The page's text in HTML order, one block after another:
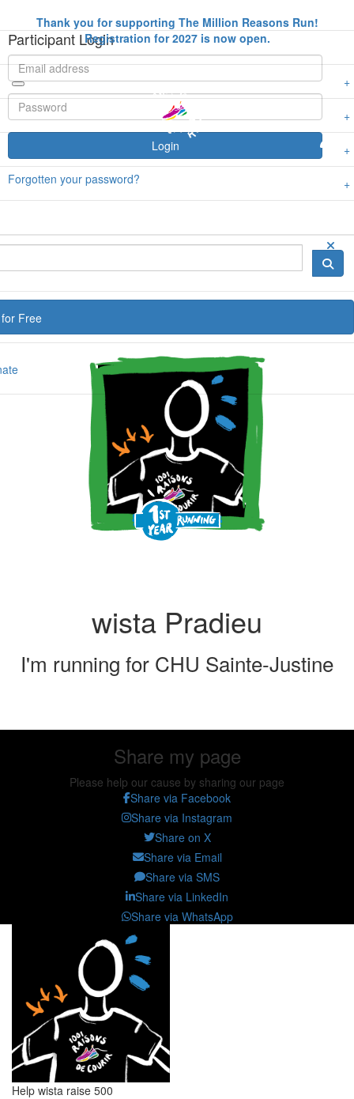
Free
Participant Login
Login
Forgotten your password?
Thank you for supporting The Million Reasons Run!
Registration for 2027 is now open.
wista Pradieu
I'm running for CHU Sainte-Justine
Share my page
Please help our cause by sharing our page
Share via Facebook
Share via Instagram
Share on X
Share via Email
Share via SMS
Share via LinkedIn
Share via WhatsApp
Help wista raise 500